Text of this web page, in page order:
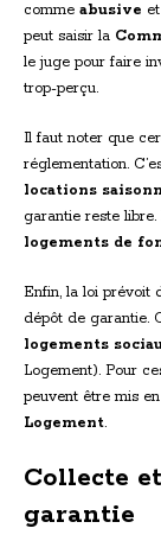
comme abusive
peut saisir la
le juge pour faire
trop-perçu.
Il faut noter que
réglementation.
locations
garantie reste
logements de
Enfin, la loi prévoit
dépôt de garantie.
logements
Logement). Pour
peuvent être mis
Logement.
Collecte
garantie